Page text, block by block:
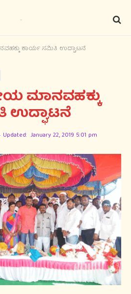
ಕಾರ್ಯ ಸಮಿತಿ ಉದ್ಘಾಟನೆ
ಮಾನವಹಕ್ಕು
ಉದ್ಘಾಟನೆ
Updated: January 22, 2019 5:01 pm